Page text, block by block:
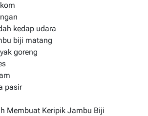
kedap udara
biji matang
goreng
pasir
Membuat Keripik Jambu Biji